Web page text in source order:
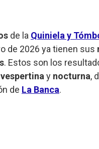
de la Quiniela y
de 2026 ya tienen sus
. Estos son los
vespertina y nocturna,
de La Banca.